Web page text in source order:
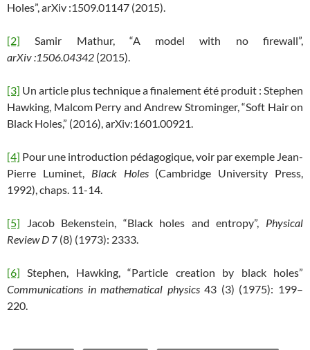
Holes”, arXiv :1509.01147 (2015).
[2] Samir Mathur, “A model with no firewall”,
arXiv :1506.04342 (2015).
[3] Un article plus technique a finalement été produit : Stephen
Hawking, Malcom Perry and Andrew Strominger, “Soft Hair on
Black Holes,” (2016), arXiv:1601.00921.
[4] Pour une introduction pédagogique, voir par exemple Jean-
Pierre Luminet, Black Holes(Cambridge University Press,
1992), chaps. 11-14.
[5] Jacob Bekenstein, “Black holes and entropy”, Physical
Review D7 (8) (1973): 2333.
[6] Stephen, Hawking, “Particle creation by black holes”
Communications in mathematical physics43 (3) (1975): 199–
220.